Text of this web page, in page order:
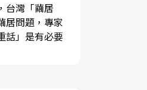
台灣「繭居
居問題，專家
話」是有必要